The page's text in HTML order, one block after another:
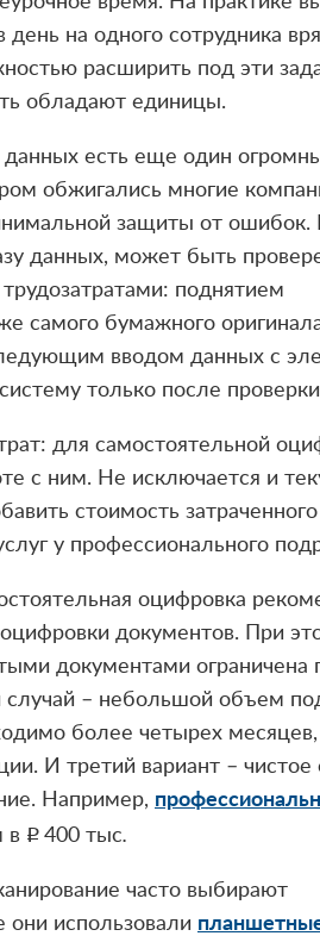
день на одного сотрудника
расширить под эти
обладают единицы.
данных есть еще один
обжигались многие
защиты от ошибок.
данных, может быть
поднятием
самого бумажного
вводом данных с
только после
для самостоятельной
с ним. Не исключается и
стоимость
у профессионального
оцифровка
документов. При
документами
– небольшой объем
более четырех месяцев,
И третий вариант –
Например,
в p 400 тыс.
часто выбирают
использовали